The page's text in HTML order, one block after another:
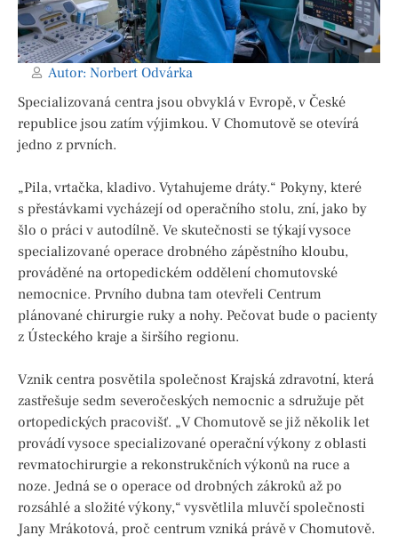
Autor: Norbert Odvárka
Specializovaná centra jsou obvyklá v Evropě, v České
republice jsou zatím výjimkou. V Chomutově se otevírá
jedno z prvních.
„Pila, vrtačka, kladivo. Vytahujeme dráty.“ Pokyny, které
s přestávkami vycházejí od operačního stolu, zní, jako by
šlo o práci v autodílně. Ve skutečnosti se týkají vysoce
specializované operace drobného zápěstního kloubu,
prováděné na ortopedickém oddělení chomutovské
nemocnice. Prvního dubna tam otevřeli Centrum
plánované chirurgie ruky a nohy. Pečovat bude o pacienty
z Ústeckého kraje a širšího regionu.
Vznik centra posvětila společnost Krajská zdravotní, která
zastřešuje sedm severočeských nemocnic a sdružuje pět
ortopedických pracovišť. „V Chomutově se již několik let
provádí vysoce specializované operační výkony z oblasti
revmatochirurgie a rekonstrukčních výkonů na ruce a
noze. Jedná se o operace od drobných zákroků až po
rozsáhlé a složité výkony,“ vysvětlila mluvčí společnosti
Jany Mrákotová, proč centrum vzniká právě v Chomutově.